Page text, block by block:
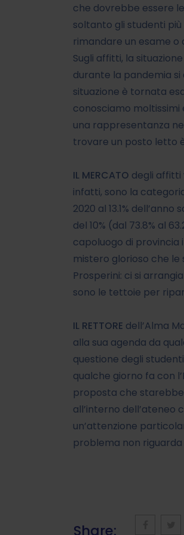
che dovrebbe essere
soltanto gli studenti
rimandare un esame o
Sugli affitti, la
durante la pandemia
situazione è tornata
conosciamo
una rappresentanza
trovare un posto letto
IL MERCATO degli affitti
infatti, sono la
2020 al 13.1%
del 10% (dal 73.8% al
capoluogo di provincia
mistero glorioso che
Prosperini: ci si
sono le tettoie per
IL RETTORE dell’Alma
alla sua agenda da
questione degli
qualche giorno fa con
proposta che
all’interno dell’ateneo
un’attenzione
problema non
Share: